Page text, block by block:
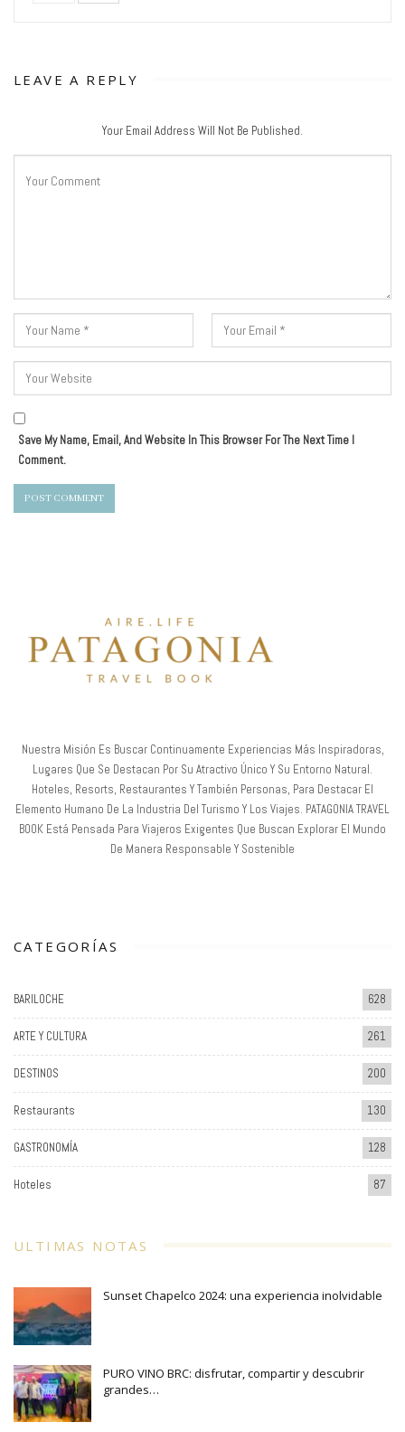
LEAVE A REPLY
Your Email Address Will Not Be Published.
Save My Name, Email, And Website In This Browser For The Next Time I
Comment.
Nuestra Misión Es Buscar Continuamente Experiencias Más Inspiradoras,
Lugares Que Se Destacan Por Su Atractivo Único Y Su Entorno Natural.
Hoteles, Resorts, Restaurantes Y También Personas, Para Destacar El
Elemento Humano De La Industria Del Turismo Y Los Viajes. PATAGONIA TRAVEL
BOOK Está Pensada Para Viajeros Exigentes Que Buscan Explorar El Mundo
De Manera Responsable Y Sostenible
CATEGORÍAS
BARILOCHE 628
ARTE Y CULTURA 261
DESTINOS 200
Restaurants 130
GASTRONOMÍA 128
Hoteles 87
ULTIMAS NOTAS
Sunset Chapelco 2024: una experiencia inolvidable
PURO VINO BRC: disfrutar, compartir y descubrir
grandes…